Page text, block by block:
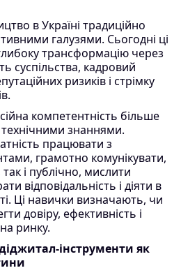
в Україні традиційно
галузями. Сьогодні ці
трансформацію через
суспільства, кадровий
ризиків і стрімку
компетентність більше
знаннями.
працювати з
грамотно комунікувати,
і публічно, мислити
відповідальність і діяти в
Ці навички визначають, чи
довіру, ефективність і
ринку.
інструменти як